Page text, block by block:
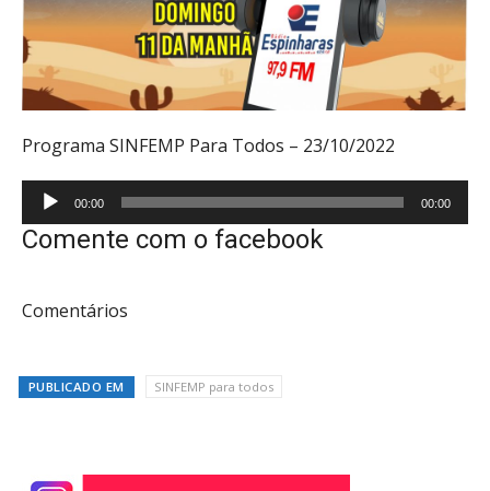
Programa SINFEMP Para Todos – 23/10/2022
Tocador
de
áudio
00:00 00:00
Comente com o facebook
Comentários
PUBLICADO EM SINFEMP para todos